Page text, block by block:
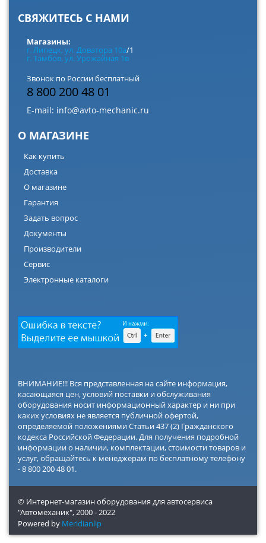
СВЯЖИТЕСЬ С НАМИ
Магазины:
г. Липецк, ул. Доватора 10а/1
г. Тамбов, ул. Урожайная 1в
Звонок по России бесплатный
8 800 200 48 01
E-mail: info@avto-mechanic.ru
О МАГАЗИНЕ
Как купить
Доставка
О магазине
Гарантия
Задать вопрос
Документы
Производители
Сервис
Электронные каталоги
ВНИМАНИЕ!!! Вся представленная на сайте информация,
касающаяся цен, условий поставки и обслуживания
оборудования носит информационный характер и ни при
каких условиях не является публичной офертой,
определяемой положениями Статьи 437 (2) Гражданского
кодекса Российской Федерации. Для получения подробной
информации о наличии, комплектации, стоимости товаров и
услуг, обращайтесь к менеджерам по бесплатному телефону
- 8 800 200 48 01.
© Интернет-магазин оборудования для автосервиса
"Автомеханик",2000 - 2022
Powered by Meridianlip